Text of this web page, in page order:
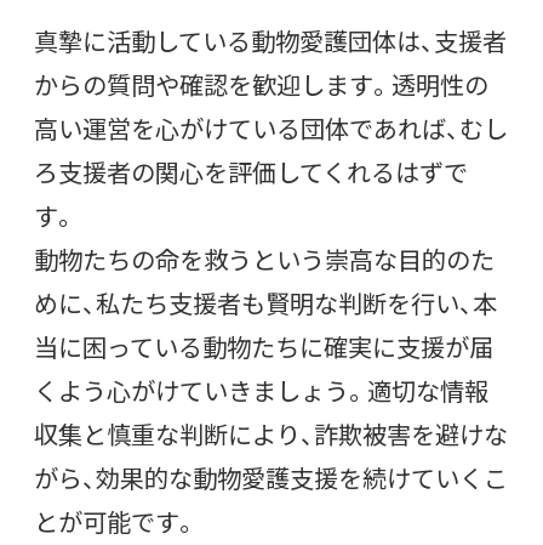
真摯に活動している動物愛護団体は、支援者
からの質問や確認を歓迎します。透明性の
高い運営を心がけている団体であれば、むし
ろ支援者の関心を評価してくれるはずで
す。
動物たちの命を救うという崇高な目的のた
めに、私たち支援者も賢明な判断を行い、本
当に困っている動物たちに確実に支援が届
くよう心がけていきましょう。適切な情報
収集と慎重な判断により、詐欺被害を避けな
がら、効果的な動物愛護支援を続けていくこ
とが可能です。